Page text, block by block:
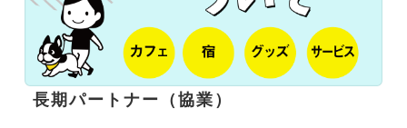
長期パートナー（協業）